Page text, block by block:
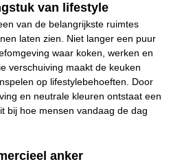
van lifestyle
van de belangrijkste ruimtes
laten zien. Niet langer een puur
waar koken, werken en
verschuiving maakt de keuken
op lifestylebehoeften. Door
en neutrale kleuren ontstaat een
bij hoe mensen vandaag de dag
anker